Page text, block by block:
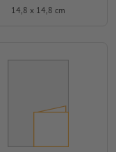
14,8 x 14,8 cm